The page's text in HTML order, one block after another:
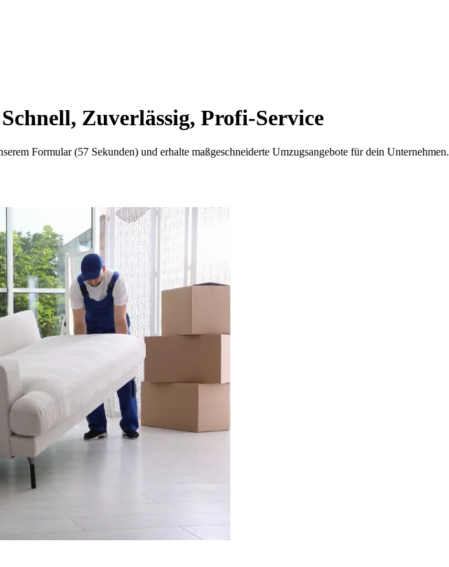
Zuverlässig, Profi-Service
Formular (57 Sekunden) und erhalte maßgeschneiderte Umzugsangebote für dein Unternehmen.